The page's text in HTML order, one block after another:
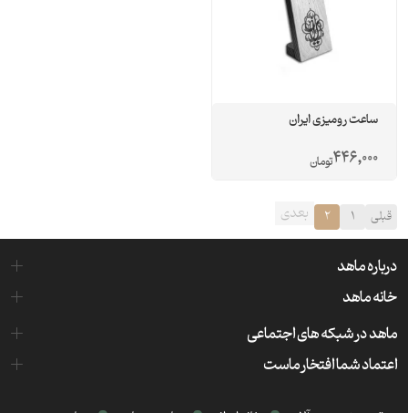
ساعت رومیزی ایران
446,000تومان
قبلی 1
2 بعدی
درباره ماهد
خانه ماهد
ماهد در شبکه های اجتماعی
اعتماد شما افتخار ماست